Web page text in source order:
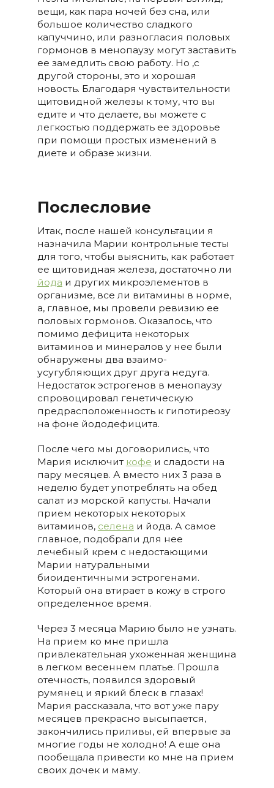
вещи, как пара ночей без сна, или
большое количество сладкого
капуччино, или разногласия половых
гормонов в менопаузу могут заставить
ее замедлить свою работу. Но ,с
другой стороны, это и хорошая
новость. Благодаря чувствительности
щитовидной железы к тому, что вы
едите и что делаете, вы можете с
легкостью поддержать ее здоровье
при помощи простых изменений в
диете и образе жизни.
Послесловие
Итак, после нашей консультации я
назначила Марии контрольные тесты
для того, чтобы выяснить, как работает
ее щитовидная железа, достаточно ли
йода и других микроэлементов в
организме, все ли витамины в норме,
а, главное, мы провели ревизию ее
половых гормонов. Оказалось, что
помимо дефицита некоторых
витаминов и минералов у нее были
обнаружены два взаимо-
усугубляющих друг друга недуга.
Недостаток эстрогенов в менопаузу
спровоцировал генетическую
предрасположенность к гипотиреозу
на фоне йододефицита.
После чего мы договорились, что
Мария исключит кофе и сладости на
пару месяцев. А вместо них 3 раза в
неделю будет употреблять на обед
салат из морской капусты. Начали
прием некоторых некоторых
витаминов, селена и йода. А самое
главное, подобрали для нее
лечебный крем с недостающими
Марии натуральными
биоидентичными эстрогенами.
Который она втирает в кожу в строго
определенное время.
Через 3 месяца Марию было не узнать.
На прием ко мне пришла
привлекательная ухоженная женщина
в легком весеннем платье. Прошла
отечность, появился здоровый
румянец и яркий блеск в глазах!
Мария рассказала, что вот уже пару
месяцев прекрасно высыпается,
закончились приливы, ей впервые за
многие годы не холодно! А еще она
пообещала привести ко мне на прием
своих дочек и маму.